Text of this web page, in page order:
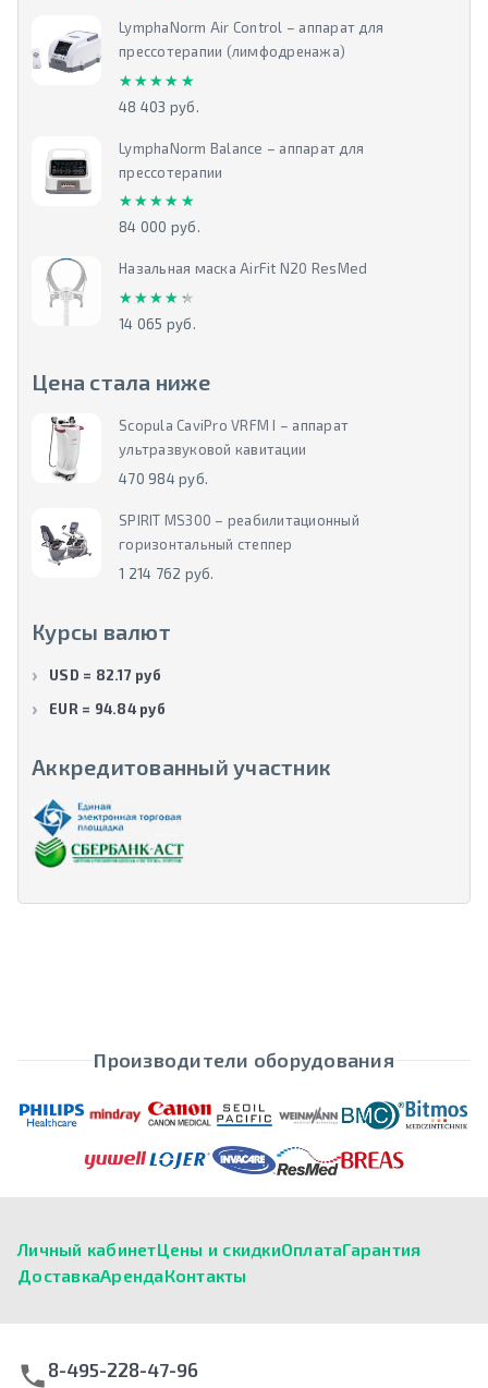
LymphaNorm Air Control – аппарат для
прессотерапии (лимфодренажа)
★★★★★
★★★★★
48 403 руб.
LymphaNorm Balance – аппарат для
прессотерапии
★★★★★
★★★★★
84 000 руб.
Назальная маска AirFit N20 ResMed
★★★★★
★★★★★
14 065 руб.
Цена стала ниже
Scopula CaviPro VRFM I – аппарат
ультразвуковой кавитации
470 984 руб.
SPIRIT MS300 – реабилитационный
горизонтальный степпер
1 214 762 руб.
Курсы валют
USD = 82.17 руб
EUR = 94.84 руб
Аккредитованный участник
Производители оборудования
Личный кабинетЦены и скидкиОплатаГарантия
ДоставкаАрендаКонтакты
8-495-228-47-96